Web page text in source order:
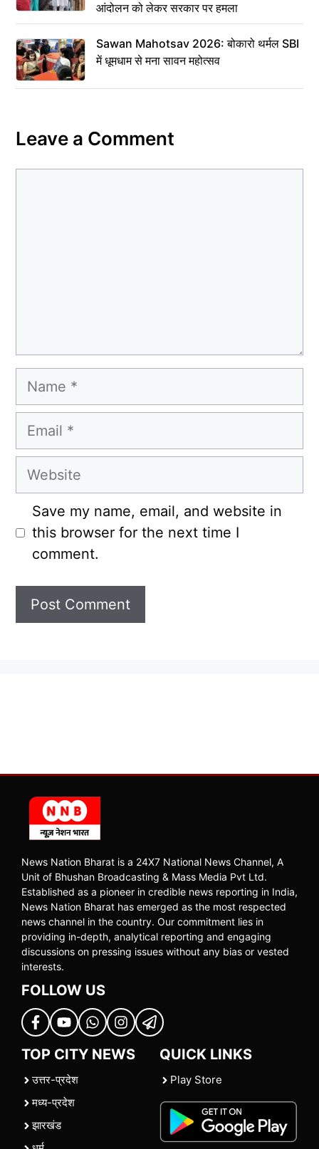
आंदोलन को लेकर सरकार पर हमला
Sawan Mahotsav 2026: बोकारो थर्मल SBI
में धूमधाम से मना सावन महोत्सव
Leave a Comment
Name
Email
Website
Save my name, email, and website in
this browser for the next time I
comment.
News Nation Bharat is a 24X7 National News Channel, A
Unit of Bhushan Broadcasting & Mass Media Pvt Ltd.
Established as a pioneer in credible news reporting in India,
News Nation Bharat has emerged as the most respected
news channel in the country. Our commitment lies in
providing in-depth, analytical reporting and engaging
discussions on pressing issues without any bias or vested
interests.
FOLLOW US
TOP CITY NEWS
उत्तर-प्रदेश
मध्य-प्रदेश
झारखंड
QUICK LINKS
Play Store